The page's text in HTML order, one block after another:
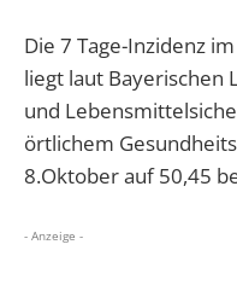
Die 7 Tage-Inzidenz
liegt laut Bayerischen
und
örtlichem
8.Oktober auf 50,45
- Anzeige -